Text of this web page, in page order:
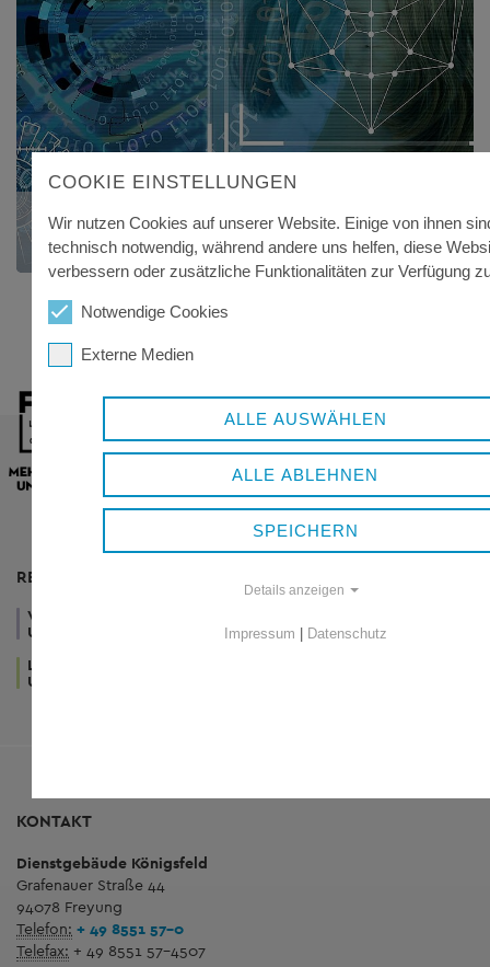
DATENSCHUTZERKLÄRUNG
RESSORTS
VERWALTUNG
UND POLITIK
UND TOURISMUS
UND SOZIALES
LEBEN
UND WOHNEN
KONTAKT
Dienstgebäude Königsfeld
Grafenauer Straße 44
94078 Freyung
Telefon: + 49 8551 57-0
Telefax: + 49 8551 57-4507
COOKIE EINSTELLUNGEN
Wir nutzen Cookies auf unserer Website. Einige von ihnen
technisch notwendig, während andere uns helfen, diese
verbessern oder zusätzliche Funktionalitäten zur Verfügung
Notwendige Cookies
Externe Medien
ALLE AUSWÄHLEN
ALLE ABLEHNEN
SPEICHERN
Details anzeigen
Impressum Datenschutz